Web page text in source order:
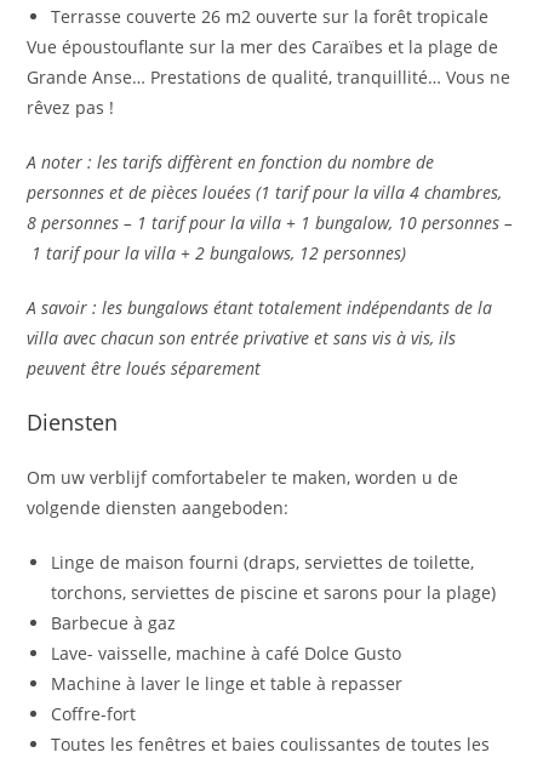
Terrasse couverte 26 m2 ouverte sur la forêt tropicale
Vue époustouflante sur la mer des Caraïbes et la plage de
Grande Anse… Prestations de qualité, tranquillité… Vous ne
rêvez pas !
A noter : les tarifs diffèrent en fonction du nombre de
personnes et de pièces louées (1 tarif pour la villa 4 chambres,
8 personnes – 1 tarif pour la villa + 1 bungalow, 10 personnes –
1 tarif pour la villa + 2 bungalows, 12 personnes)
A savoir : les bungalows étant totalement indépendants de la
villa avec chacun son entrée privative et sans vis à vis, ils
peuvent être loués séparement
Diensten
Om uw verblijf comfortabeler te maken, worden u de
volgende diensten aangeboden:
Linge de maison fourni (draps, serviettes de toilette,
torchons, serviettes de piscine et sarons pour la plage)
Barbecue à gaz
Lave- vaisselle, machine à café Dolce Gusto
Machine à laver le linge et table à repasser
Coffre-fort
Toutes les fenêtres et baies coulissantes de toutes les